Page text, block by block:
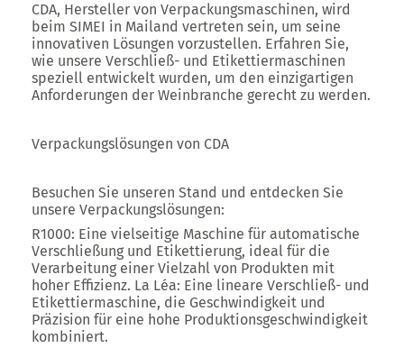
CDA, Hersteller von Verpackungsmaschinen, wird
beim SIMEI in Mailand vertreten sein, um seine
innovativen Lösungen vorzustellen. Erfahren Sie,
wie unsere Verschließ- und Etikettiermaschinen
speziell entwickelt wurden, um den einzigartigen
Anforderungen der Weinbranche gerecht zu werden.
Verpackungslösungen von CDA
Besuchen Sie unseren Stand und entdecken Sie
unsere Verpackungslösungen:
R1000: Eine vielseitige Maschine für automatische
Verschließung und Etikettierung, ideal für die
Verarbeitung einer Vielzahl von Produkten mit
hoher Effizienz. La Léa: Eine lineare Verschließ- und
Etikettiermaschine, die Geschwindigkeit und
Präzision für eine hohe Produktionsgeschwindigkeit
kombiniert.